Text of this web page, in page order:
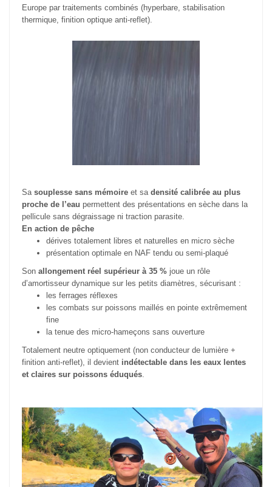
Europe par traitements combinés (hyperbare, stabilisation
thermique, finition optique anti-reflet).
Sa souplesse sans mémoire et sa densité calibrée au plus
proche de l’eau permettent des présentations en sèche dans la
pellicule sans dégraissage ni traction parasite.
En action de pêche
dérives totalement libres et naturelles en micro sèche
présentation optimale en NAF tendu ou semi-plaqué
Son allongement réel supérieur à 35 % joue un rôle
d’amortisseur dynamique sur les petits diamètres, sécurisant :
les ferrages réflexes
les combats sur poissons maillés en pointe extrêmement
fine
la tenue des micro-hameçons sans ouverture
Totalement neutre optiquement (non conducteur de lumière +
finition anti-reflet), il devient indétectable dans les eaux lentes
et claires sur poissons éduqués